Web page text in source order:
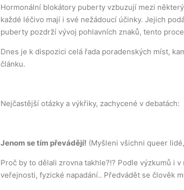
Hormonální blokátory puberty vzbuzují mezi
každé léčivo mají i své nežádoucí účinky. Jejich
puberty pozdrží vývoj pohlavních znaků, tento
Dnes je k dispozici celá řada poradenských míst,
článku.
Nejčastější otázky a výkřiky, zachycené v debatách:
Jenom se tím převádějí! (Myšleni všichni queer
Proč by to dělali zrovna takhle?!? Podle výzkumů i
veřejnosti, fyzické napadání.. Předvádět se člověk